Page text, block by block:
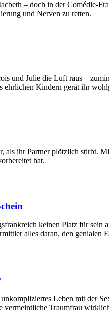
– doch in der Comédie-
und Nerven zu retten.
und Julie die Luft raus –
ehrlichen Kindern gerät ihr
ihr Partner plötzlich stirbt.
hat.
keinen Platz für sein
alles daran, den genialen
Leben mit der
vermeintliche Traumfrau